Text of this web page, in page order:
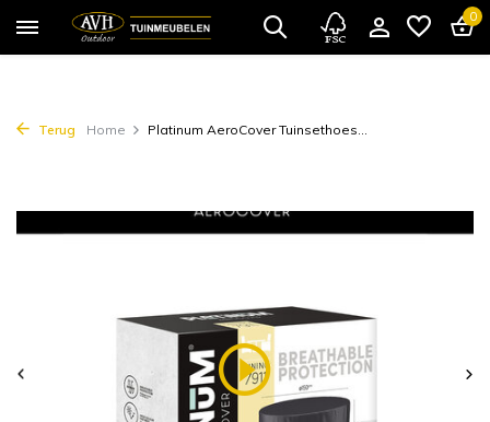
0
Terug Home Platinum AeroCover Tuinsethoes...